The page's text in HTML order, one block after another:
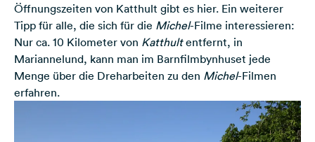
Öffnungszeiten von Katthult gibt es hier. Ein weiterer
Tipp für alle, die sich für die Michel-Filme interessieren:
Nur ca. 10 Kilometer von Katthultentfernt, in
Mariannelund, kann man im Barnfilmbynhuset jede
Menge über die Dreharbeiten zu den Michel-Filmen
erfahren.